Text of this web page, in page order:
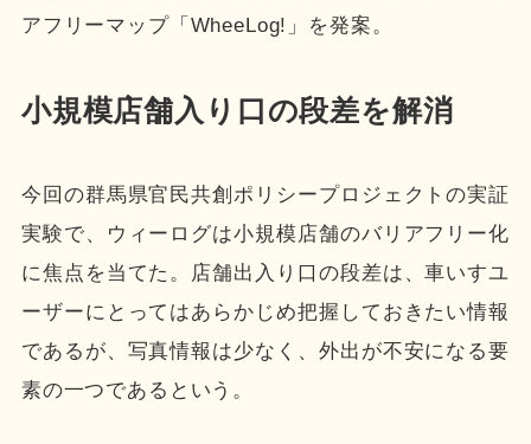
アフリーマップ「WheeLog!」を発案。
小規模店舗入り口の段差を解消
今回の群馬県官民共創ポリシープロジェクトの実証
実験で、ウィーログは小規模店舗のバリアフリー化
に焦点を当てた。店舗出入り口の段差は、車いすユ
ーザーにとってはあらかじめ把握しておきたい情報
であるが、写真情報は少なく、外出が不安になる要
素の一つであるという。